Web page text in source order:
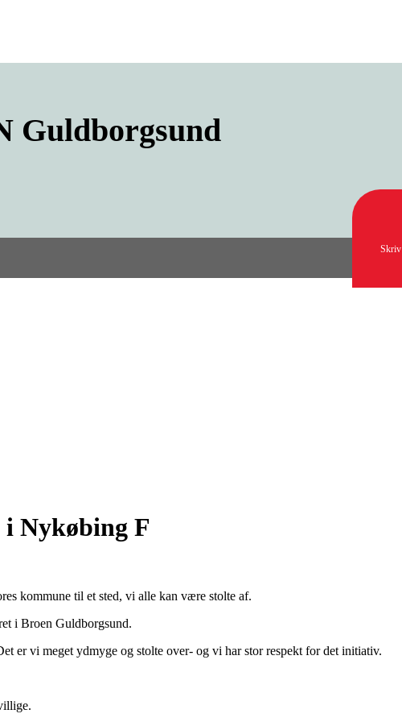
Guldborgsund
Skriv
Nykøbing F
kommune til et sted, vi alle kan være stolte af.
i Broen Guldborgsund.
er vi meget ydmyge og stolte over- og vi har stor respekt for det initiativ.